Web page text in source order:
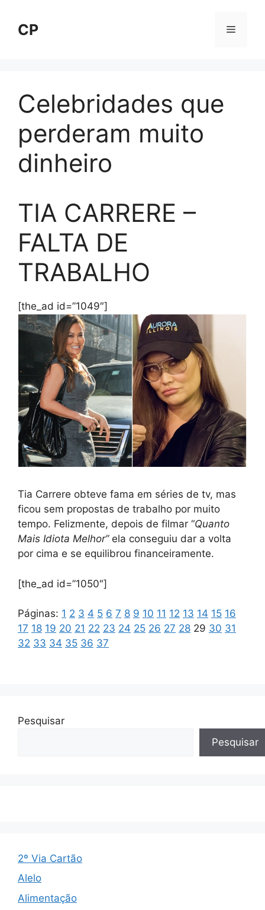
CP Menu
Celebridades que
perderam muito
dinheiro
TIA CARRERE –
FALTA DE
TRABALHO
[the_ad id=”1049″]
Tia Carrere obteve fama em séries de tv, mas
ficou sem propostas de trabalho por muito
tempo. Felizmente, depois de filmar “Quanto
Mais Idiota Melhor” ela conseguiu dar a volta
por cima e se equilibrou financeiramente.
[the_ad id=”1050″]
Páginas: 1 2 3 4 5 6 7 8 9 10 11 12 13 14 15 16
17 18 19 20 21 22 23 24 25 26 27 28 29 30 31
32 33 34 35 36 37
Pesquisar
Pesquisar
2º Via Cartão
Alelo
Alimentação